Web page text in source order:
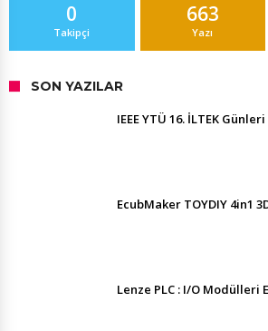
0
Takipçi
663
Yazı
SON YAZILAR
IEEE YTÜ 16. İLTEK Günleri
EcubMaker TOYDIY 4in1
Lenze PLC : I/O Modülleri